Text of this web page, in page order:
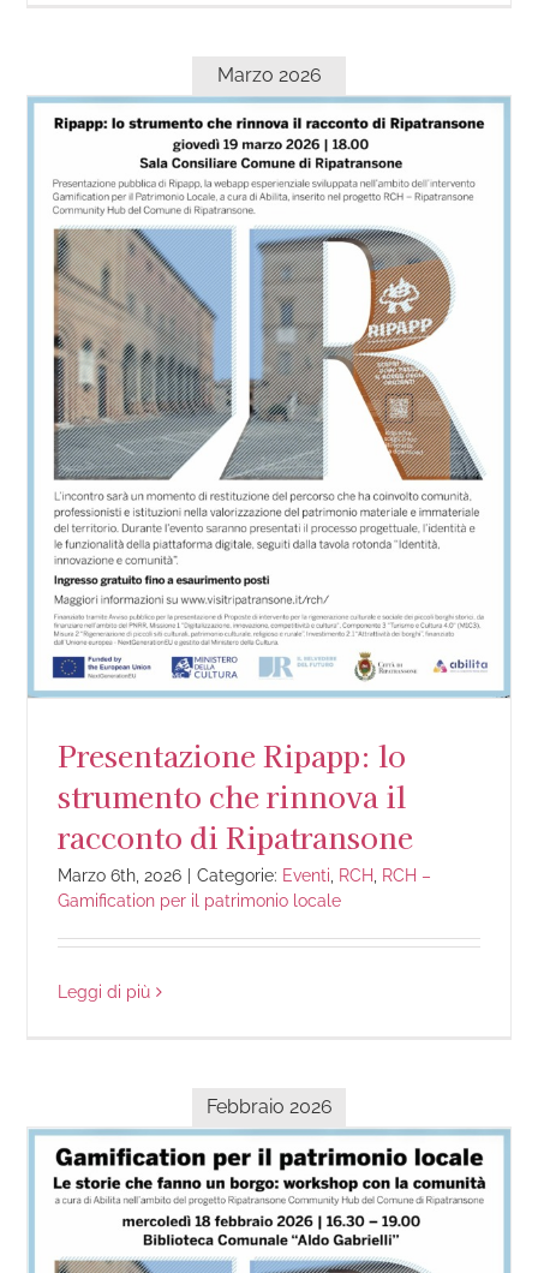
Marzo 2026
Presentazione Ripapp: lo
strumento che rinnova il
racconto di Ripatransone
Marzo 6th, 2026 | Categorie: Eventi RCH RCH –
Gamification per il patrimonio locale
Leggi di più
Febbraio 2026